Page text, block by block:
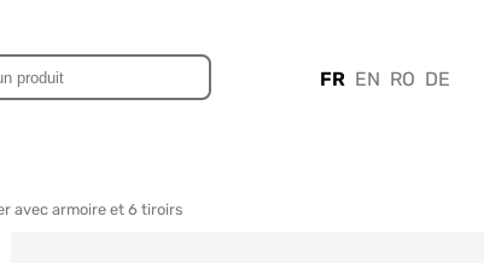
FR EN RO DE
avec armoire et 6 tiroirs